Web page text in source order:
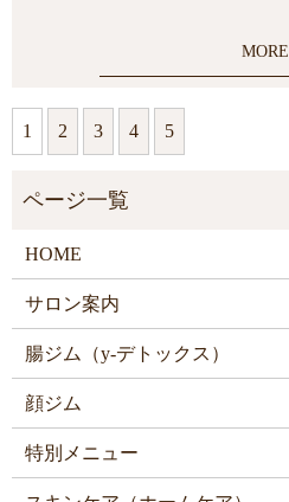
MORE
1 2 3 4 5
HOME
サロン案内
腸ジム（y-デトックス）
顔ジム
特別メニュー